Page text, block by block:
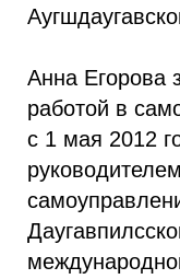
Анна Егорова
работой в
с 1 мая 2012